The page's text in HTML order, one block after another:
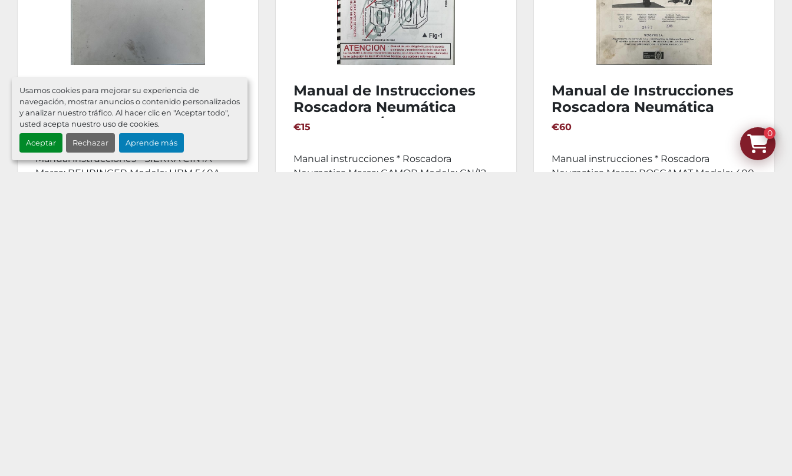
Usamos cookies para mejorar su experiencia de
navegación, mostrar anuncios o contenido personalizados
y analizar nuestro tráfico. Al hacer clic en "Aceptar todo",
usted acepta nuestro uso de cookies.
Aceptar Rechazar Aprende más
Manual de Instrucciones
Sierra de Cinta BEHRINGER
HBM 540A
€180
Manual instrucciones * SIERRA CINTA
Marca: BEHRINGER Modelo: HBM 540A
Manual de Instrucciones
Roscadora Neumática
GAMOR GN/12
€15
Manual instrucciones * Roscadora
Neumatica Marca: GAMOR Modelo: GN/12
Manual de Instrucciones
Roscadora Neumática
ROSCAMAT 400
€60
Manual instrucciones * Roscadora
Neumatica Marca: ROSCAMAT Modelo: 400
0